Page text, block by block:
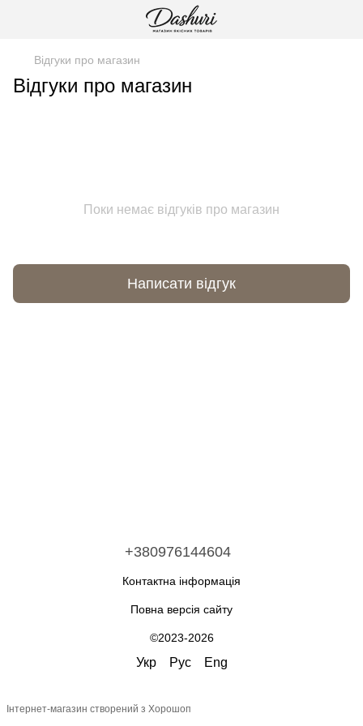
Відгуки про магазин
Відгуки про магазин
Поки немає відгуків про магазин
Написати відгук
+380976144604
Контактна інформація
Повна версія сайту
©2023-2026
Укр Рус Eng
Інтернет-магазин створений з Хорошоп